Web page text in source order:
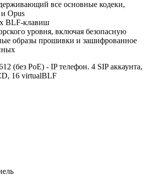
все основные кодеки,
Opus
BLF-клавиш
уровня, включая безопасную
образы прошивки и зашифрованное